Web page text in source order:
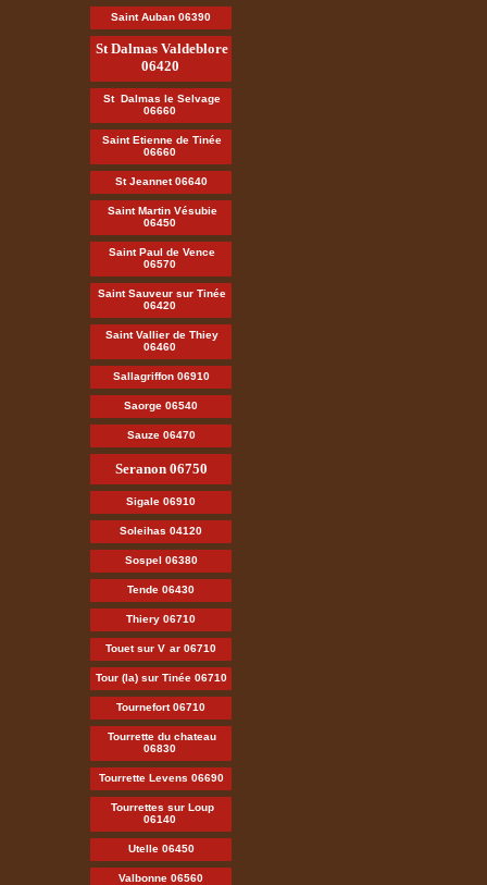
Saint Auban 06390
St Dalmas Valdeblore
06420
St Dalmas le Selvage
06660
Saint Etienne de Tinée
06660
St Jeannet 06640
Saint Martin Vésubie
06450
Saint Paul de Vence
06570
Saint Sauveur sur Tinée
06420
Saint Vallier de Thiey
06460
Sallagriffon 06910
Saorge 06540
Sauze 06470
Seranon 06750
Sigale 06910
Soleihas 04120
Sospel 06380
Tende 06430
Thiery 06710
Touet sur V ar 06710
Tour (la) sur Tinée 06710
Tournefort 06710
Tourrette du chateau
06830
Tourrette Levens 06690
Tourrettes sur Loup
06140
Utelle 06450
Valbonne 06560